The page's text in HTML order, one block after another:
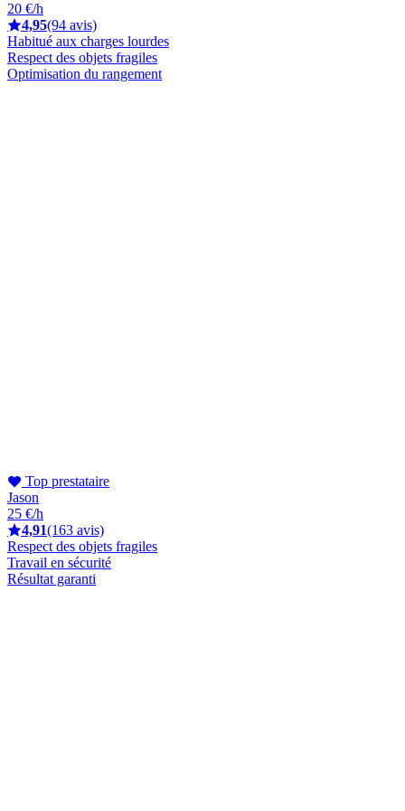
20 €/h
4,95(94 avis)
Habitué aux charges lourdes
Respect des objets fragiles
Optimisation du rangement
Top prestataire
Jason
25 €/h
4,91(163 avis)
Respect des objets fragiles
Travail en sécurité
Résultat garanti